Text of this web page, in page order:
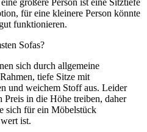
größere Person ist eine Sitztiefe
für eine kleinere Person könnte
funktionieren.
Sofas?
sich durch allgemeine
tiefe Sitze mit
und weichem Stoff aus. Leider
Preis in die Höhe treiben, daher
sich für ein Möbelstück
ist.